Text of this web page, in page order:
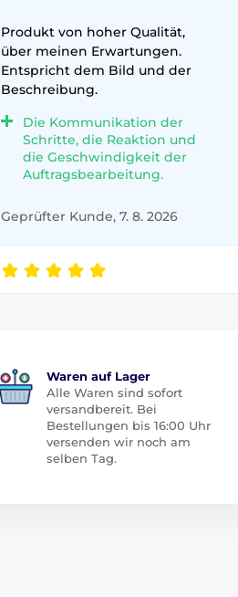
Produkt von hoher Qualität,
über meinen Erwartungen.
Entspricht dem Bild und der
Beschreibung.
Die Kommunikation der
Schritte, die Reaktion und
die Geschwindigkeit der
Auftragsbearbeitung.
Geprüfter Kunde, 7. 8. 2026
Waren auf Lager
Alle Waren sind sofort
versandbereit. Bei
Bestellungen bis 16:00 Uhr
versenden wir noch am
selben Tag.